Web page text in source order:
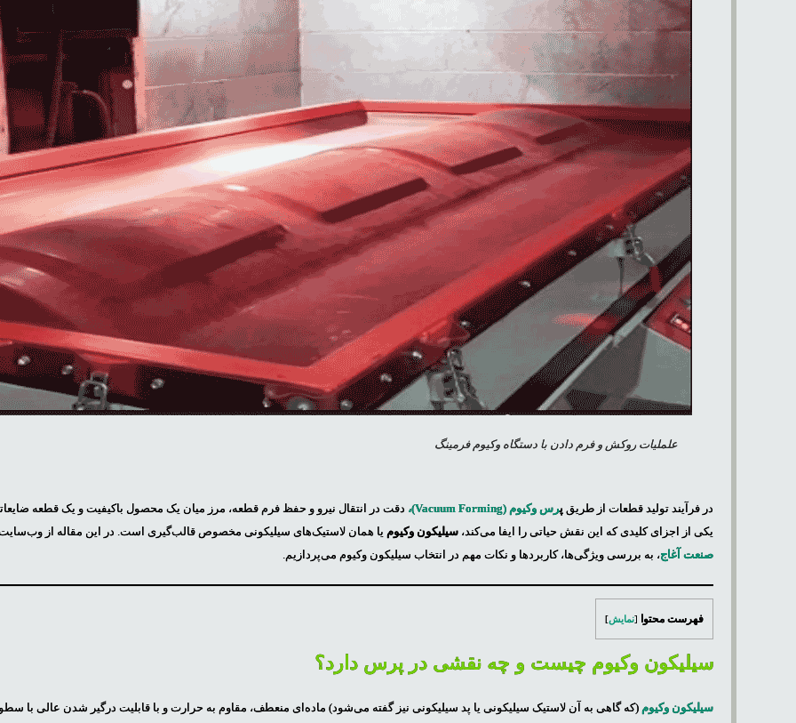
علملیات روکش و فرم دادن با دستگاه وکیوم فرمینگ
در فرآیند تولید قطعات از طریق پرس وکیوم (Vacuum Forming) ، دقت در انتقال نیرو و حفظ فرم قطعه، مرز میان یک محصول باکیفیت و یک قطعه
یکی از اجزای کلیدی که این نقش حیاتی را ایفا می‌کند،سیلیکون وکیوم یا همان لاستیک‌های سیلیکونی مخصوص قالب‌گیری است. در این مقاله از
صنعت آغاج، به بررسی ویژگی‌ها، کاربردها و نکات مهم در انتخاب سیلیکون وکیوم می‌پردازیم.
فهرست محتوا [نمایش]
سیلیکون وکیوم چیست و چه نقشی در پرس دارد؟
سیلیکون وکیوم (که گاهی به آن لاستیک سیلیکونی یا پد سیلیکونی نیز گفته می‌شود) ماده‌ای منعطف، مقاوم به حرارت و با قابلیت درگیر شدن عالی با